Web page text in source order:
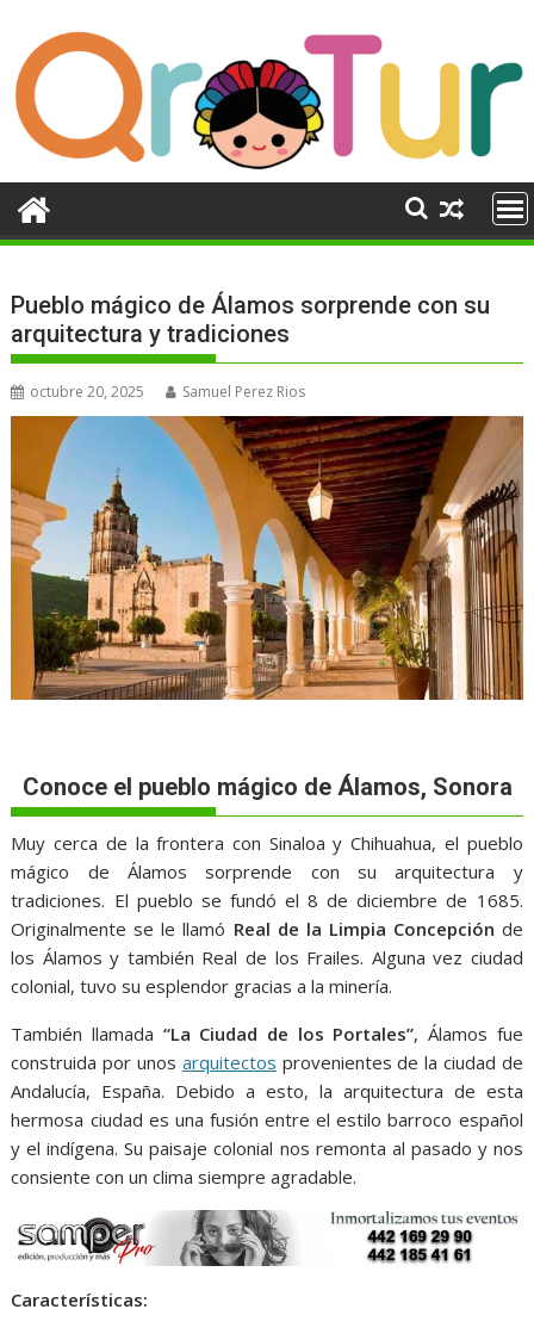
contenido
Pueblo mágico de Álamos sorprende con su
arquitectura y tradiciones
octubre 20, 2025 Samuel Perez Rios
Conoce el pueblo mágico de Álamos, Sonora
Muy cerca de la frontera con Sinaloa y Chihuahua, el pueblo
mágico de Álamos sorprende con su arquitectura y
tradiciones. El pueblo se fundó el 8 de diciembre de 1685.
Originalmente se le llamó Real de la Limpia Concepción de
los Álamos y también Real de los Frailes. Alguna vez ciudad
colonial, tuvo su esplendor gracias a la minería.
También llamada “La Ciudad de los Portales”, Álamos fue
construida por unos arquitectos provenientes de la ciudad de
Andalucía, España. Debido a esto, la arquitectura de esta
hermosa ciudad es una fusión entre el estilo barroco español
y el indígena. Su paisaje colonial nos remonta al pasado y nos
consiente con un clima siempre agradable.
Características: